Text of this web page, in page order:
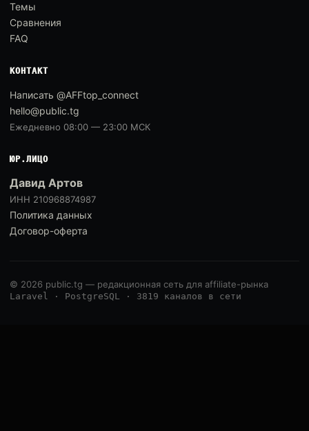
Темы
Сравнения
FAQ
КОНТАКТ
Написать @AFFtop_connect
hello@public.tg
Ежедневно 08:00 — 23:00 МСК
ЮР.ЛИЦО
Давид Артов
ИНН 210968874987
Политика данных
Договор-оферта
© 2026 public.tg — редакционная сеть для affiliate-рынка
Laravel · PostgreSQL · 3819 каналов в сети